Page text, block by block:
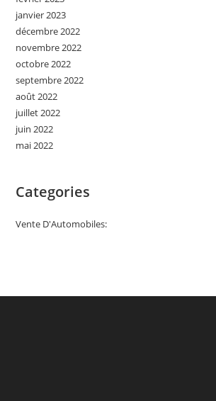
janvier 2023
décembre 2022
novembre 2022
octobre 2022
septembre 2022
août 2022
juillet 2022
juin 2022
mai 2022
Categories
Vente D'Automobiles: